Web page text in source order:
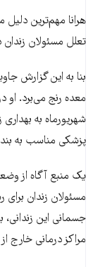
هرانا مهم‌ترین
تعلل مسئولان زندان
بنا به این گزارش
شهریورماه به
پزشکی مناسب به بند
یک منبع آگاه از
مسئولان زندان
جسمانی این زندانی،
مراکز درمانی خارج